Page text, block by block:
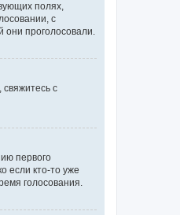
полях,
с
они проголосовали.
с
первого
если кто-то уже
голосования.